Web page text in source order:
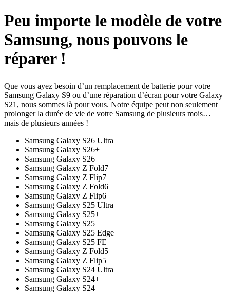
Peu importe le modèle de votre
Samsung, nous pouvons le
réparer !
Que vous ayez besoin d’un remplacement de batterie pour votre
Samsung Galaxy S9 ou d’une réparation d’écran pour votre Galaxy
S21, nous sommes là pour vous. Notre équipe peut non seulement
prolonger la durée de vie de votre Samsung de plusieurs mois…
mais de plusieurs années !
Samsung Galaxy S26 Ultra
Samsung Galaxy S26+
Samsung Galaxy S26
Samsung Galaxy Z Fold7
Samsung Galaxy Z Flip7
Samsung Galaxy Z Fold6
Samsung Galaxy Z Flip6
Samsung Galaxy S25 Ultra
Samsung Galaxy S25+
Samsung Galaxy S25
Samsung Galaxy S25 Edge
Samsung Galaxy S25 FE
Samsung Galaxy Z Fold5
Samsung Galaxy Z Flip5
Samsung Galaxy S24 Ultra
Samsung Galaxy S24+
Samsung Galaxy S24